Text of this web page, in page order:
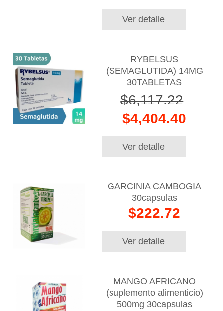
Ver detalle
RYBELSUS
(SEMAGLUTIDA) 14MG
30TABLETAS
$6,117.22
$4,404.40
Ver detalle
GARCINIA CAMBOGIA
30capsulas
$222.72
Ver detalle
MANGO AFRICANO
(suplemento alimenticio)
500mg 30capsulas